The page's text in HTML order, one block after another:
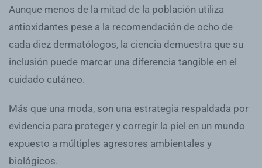
Aunque menos de la mitad de la población utiliza
antioxidantes pese a la recomendación de ocho de
cada diez dermatólogos, la ciencia demuestra que su
inclusión puede marcar una diferencia tangible en el
cuidado cutáneo.
Más que una moda, son una estrategia respaldada por
evidencia para proteger y corregir la piel en un mundo
expuesto a múltiples agresores ambientales y
biológicos.